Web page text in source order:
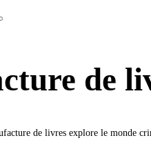
de
de livres explore le monde